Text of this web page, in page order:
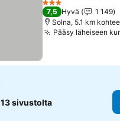
3 Tähtiluokitus
7,5 Hyvä
1 149
Solna, 5.1 km
Pääsy läheiseen
13 sivustolta